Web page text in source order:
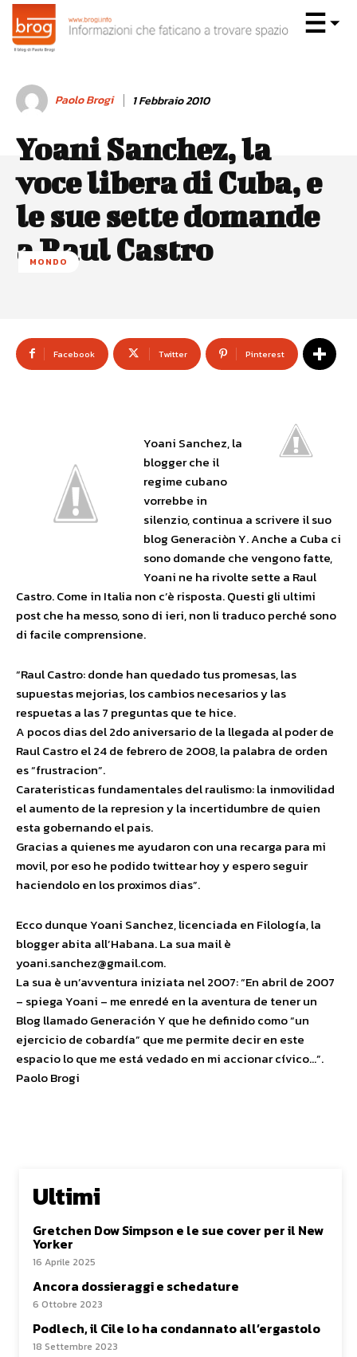
Paolo Brogi 1 Febbraio 2010
Yoani Sanchez, la
voce libera di Cuba, e
le sue sette domande
a Raul Castro
MONDO
Facebook Twitter Pinterest
Yoani Sanchez, la
blogger che il
regime cubano
vorrebbe in
silenzio, continua a scrivere il suo
blog Generaciòn Y. Anche a Cuba ci
sono domande che vengono fatte,
Yoani ne ha rivolte sette a Raul
Castro. Come in Italia non c’è risposta. Questi gli ultimi
post che ha messo, sono di ieri, non li traduco perché sono
di facile comprensione.
“Raul Castro: donde han quedado tus promesas, las
supuestas mejorias, los cambios necesarios y las
respuetas a las 7 preguntas que te hice.
A pocos dias del 2do aniversario de la llegada al poder de
Raul Castro el 24 de febrero de 2008, la palabra de orden
es “frustracion”.
Carateristicas fundamentales del raulismo: la inmovilidad
el aumento de la represion y la incertidumbre de quien
esta gobernando el pais.
Gracias a quienes me ayudaron con una recarga para mi
movil, por eso he podido twittear hoy y espero seguir
haciendolo en los proximos dias”.
Ecco dunque Yoani Sanchez, licenciada en Filología, la
blogger abita all’Habana. La sua mail è
yoani.sanchez@gmail.com.
La sua è un’avventura iniziata nel 2007: “En abril de 2007
– spiega Yoani – me enredé en la aventura de tener un
Blog llamado Generación Y que he definido como “un
ejercicio de cobardía” que me permite decir en este
espacio lo que me está vedado en mi accionar cívico…”.
Paolo Brogi
Ultimi
Gretchen Dow Simpson e le sue cover per il New
Yorker
16 Aprile 2025
Ancora dossieraggi e schedature
6 Ottobre 2023
Podlech, il Cile lo ha condannato all’ergastolo
18 Settembre 2023